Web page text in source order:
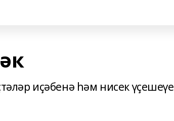
иҫәбенә һәм нисек үҫешеүе